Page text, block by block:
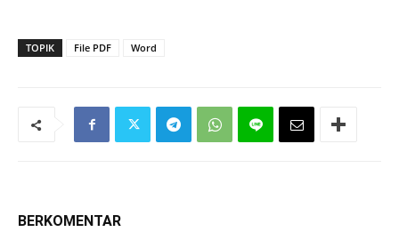
TOPIK File PDF Word
BERKOMENTAR